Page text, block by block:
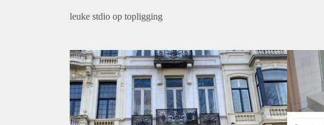
leuke stdio op topligging